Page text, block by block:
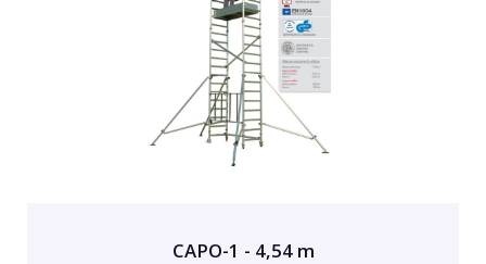
CAPO-1 - 4,54 m